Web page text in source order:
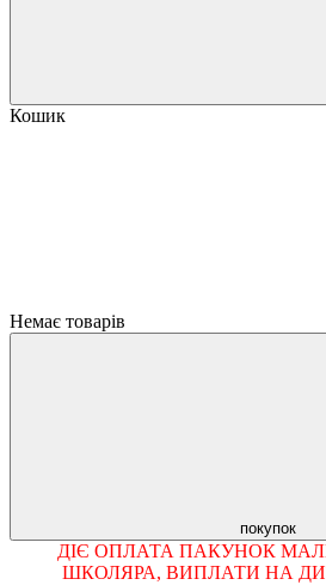
Кошик
Немає товарів
покупок
ДІЄ ОПЛАТА ПАКУНОК
ШКОЛЯРА, ВИПЛАТИ НА